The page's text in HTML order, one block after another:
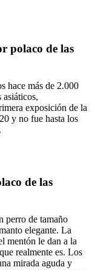
polaco de las
hace más de 2.000
asiáticos,
exposición de la
y no fue hasta los
de las
perro de tamaño
elegante. La
mentón le dan a la
realmente es. Los
mirada aguda y